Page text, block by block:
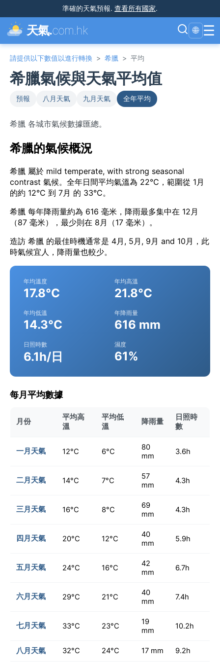
準確的天氣預報. 查看所有國家.
天氣.com.hk 🌐 ☰
請提供以下數值以進行轉換 > 希臘 > 平均
希臘氣候與天氣平均值
預報 八月天氣 九月天氣 全年平均
希臘 各城市氣候數據匯總。
希臘的氣候概況
希臘 屬於 mild temperate, with strong seasonal
contrast 氣候。全年日間平均氣溫為 22°C，範圍從 1月
的約 12°C 到 7月 的 33°C。
希臘 每年降雨量約為 616 毫米，降雨最多集中在 12月
（87 毫米），最少則在 8月（17 毫米）。
造訪 希臘 的最佳時機通常是 4月, 5月, 9月 and 10月，此
時氣候宜人，降雨量也較少。
年均溫度
17.8°C
年均高溫
21.8°C
年均低溫
14.3°C
年降雨量
616 mm
日照時數
6.1h/日
濕度
61%
每月平均數據
月份
平均高
溫
平均低
溫
降雨量
日照時
數
一月天氣 12°C 6°C
80
mm
3.6h
二月天氣 14°C 7°C
57
mm
4.3h
三月天氣 16°C 8°C
69
mm
4.3h
四月天氣 20°C 12°C
40
mm
5.9h
五月天氣 24°C 16°C
42
mm
6.7h
六月天氣 29°C 21°C
40
mm
7.4h
七月天氣 33°C 23°C
19
mm
10.2h
八月天氣 32°C 24°C 17 mm 9.2h